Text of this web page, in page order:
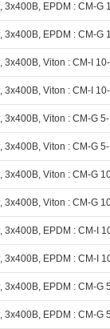
3х400В, EPDM : CM-G
3х400В, EPDM : CM-G
3х400В, Viton : CM-I
3х400В, Viton : CM-I
3х400В, Viton : CM-G
3х400В, Viton : CM-G
3х400В, Viton : CM-G
3х400В, Viton : CM-G
3х400В, EPDM : CM-I
3х400В, EPDM : CM-I
3х400В, EPDM : CM-G
3х400В, EPDM : CM-G